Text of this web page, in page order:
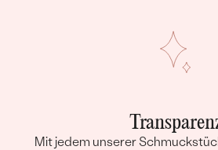
Mit jedem unserer